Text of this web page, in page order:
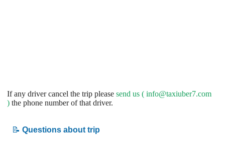
If any driver cancel the trip please send us ( info@taxiuber7.com
) the phone number of that driver.
📝 Questions about trip